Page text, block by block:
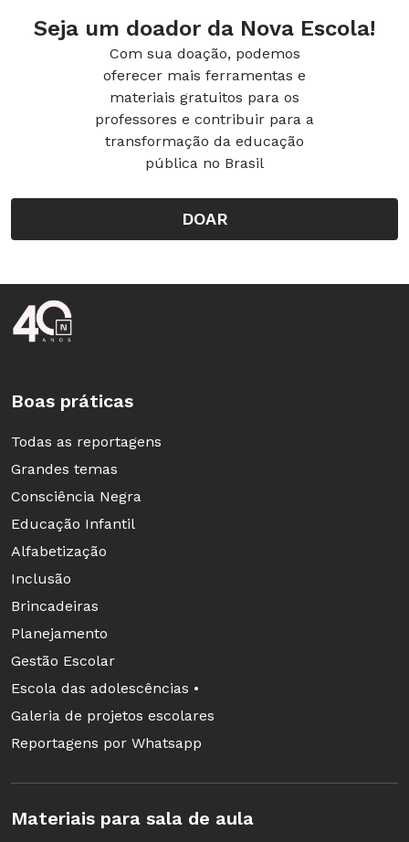
Seja um doador da Nova Escola!
Com sua doação, podemos
oferecer mais ferramentas e
materiais gratuitos para os
professores e contribuir para a
transformação da educação
pública no Brasil
DOAR
Rodapé da Nova Escola
Boas práticas
Todas as reportagens
Grandes temas
Consciência Negra
Educação Infantil
Alfabetização
Inclusão
Brincadeiras
Planejamento
Gestão Escolar
Escola das adolescências •
Galeria de projetos escolares
Reportagens por Whatsapp
Materiais para sala de aula